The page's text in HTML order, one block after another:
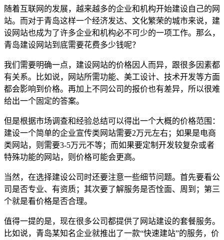
随着互联网的发展，越来越多的企业和机构开始建设自己的网
站。而对于青岛这样一个经济发达、文化繁荣的城市来说，建
设网站也成为了许多企业和机构必不可少的一项工作。那么，
青岛建设网站到底需要花费多少钱呢？
我们需要明确一点，建设网站的价格因人而异，跟很多因素都
有关系。比如说，网站所需功能、美工设计、技术开发等方面
都会影响到价格。再加上不同公司的报价也有差异，所以很难
给出一个固定的答案。
但是根据市场调查和经验总结可以得出一个大概的价格范围：
建设一个简单的企业宣传类网站需要2万元左右；如果是电商
类网站，则需要3-5万元不等；而如果要定制开发较复杂或者
特殊功能的网站，则价格可能会更高。
当然，在选择建设公司时还要注意一些细节问题。首先要看公
司是否专业、有资质；其次要了解服务是否恮面、周到；第三
个就是看价格是否合理。
值得一提的是，现在很多公司都提供了网站建设的套餐服务。
比如说，青岛某知名企业就推出了一款“快速建站”的服务，价